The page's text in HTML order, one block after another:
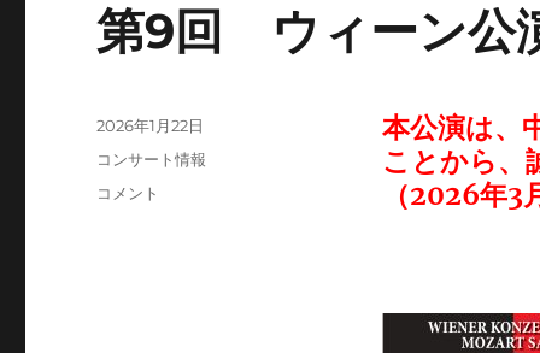
第9回 ウィーン公
本公演は、
ことから、
（2026年3
投
2026年1月22日
カ
コンサート情報
第
コメント